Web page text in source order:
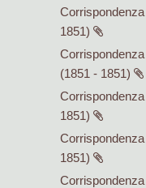
Corrispondenza
1851)
Corrispondenza
(1851 - 1851)
Corrispondenza
1851)
Corrispondenza
1851)
Corrispondenza